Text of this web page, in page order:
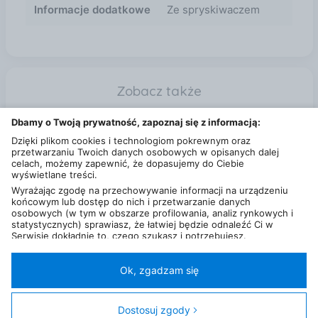
robocza mopa na nakładkę z mikrofibry dwustronna
Informacje dodatkowe Ze spryskiwaczem
Zobacz także
Kategorie
Miasta Sklepy FAQ Regulamin
Dbamy o Twoją prywatność, zapoznaj się z informacją:
Dzięki plikom cookies i technologiom pokrewnym oraz
przetwarzaniu Twoich danych osobowych w opisanych dalej
celach, możemy zapewnić, że dopasujemy do Ciebie
wyświetlane treści.
Wyrażając zgodę na przechowywanie informacji na urządzeniu
końcowym lub dostęp do nich i przetwarzanie danych
osobowych (w tym w obszarze profilowania, analiz rynkowych i
statystycznych) sprawiasz, że łatwiej będzie odnaleźć Ci w
Serwisie dokładnie to, czego szukasz i potrzebujesz.
internetowy, dane przeglądania)nasi partnerzy (129 partnerów)
Twoja zgoda jest dobrowolna i obejmuje przetwarzanie danych
osobowych w celach: prezentowania spersonalizowanych treści i
Ok, zgadzam się
Dostosuj zgody